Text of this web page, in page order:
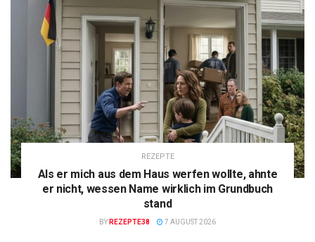
REZEPTE
Als er mich aus dem Haus werfen wollte, ahnte
er nicht, wessen Name wirklich im Grundbuch
stand
BY REZEPTE38 7 AUGUST 2026